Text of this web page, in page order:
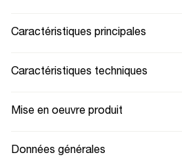
Caractéristiques principales
Caractéristiques techniques
Mise en oeuvre produit
Données générales